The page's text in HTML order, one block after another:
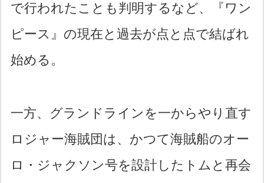
で行われたことも判明するなど、『ワン
ピース』の現在と過去が点と点で結ばれ
始める。
一方、グランドラインを一からやり直す
ロジャー海賊団は、かつて海賊船のオー
ロ・ジャクソン号を設計したトムと再会